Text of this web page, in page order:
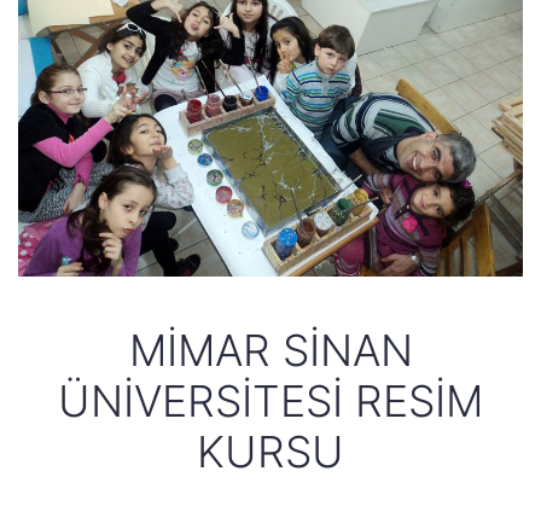
MIMAR SINAN
ÜNIVERSITESI RESIM
KURSU